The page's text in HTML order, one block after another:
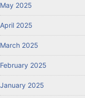
May 2025
April 2025
March 2025
February 2025
January 2025